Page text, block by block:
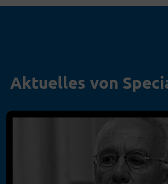
Aktuelles von